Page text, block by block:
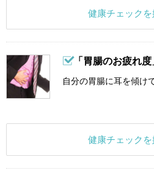
健康チェックを
「胃腸のお疲れ度
自分の胃腸に耳を傾け
健康チェックを